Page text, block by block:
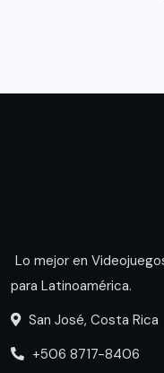
Lo mejor en
para Latinoamérica.
San José, Costa Rica
+506 8717-8406